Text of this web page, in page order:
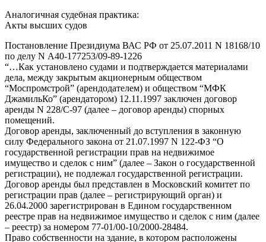
Аналогичная судебная практика:
Акты высших судов
Постановление Президиума ВАС РФ от 25.07.2011 N 18168/10
по делу N А40-177253/09-89-1226
“…Как установлено судами и подтверждается материалами
дела, между закрытым акционерным обществом
“Моспромстрой” (арендодателем) и обществом “МФК
ДжамильКо” (арендатором) 12.11.1997 заключен договор
аренды N 228/С-97 (далее – договор аренды) спорных
помещений.
Договор аренды, заключенный до вступления в законную
силу Федерального закона от 21.07.1997 N 122-ФЗ “О
государственной регистрации прав на недвижимое
имущество и сделок с ним” (далее – Закон о государственной
регистрации), не подлежал государственной регистрации.
Договор аренды был представлен в Московский комитет по
регистрации прав (далее – регистрирующий орган) и
26.04.2000 зарегистрирован в Едином государственном
реестре прав на недвижимое имущество и сделок с ним (далее
– реестр) за номером 77-01/00-10/2000-28484.
Право собственности на здание, в котором расположены